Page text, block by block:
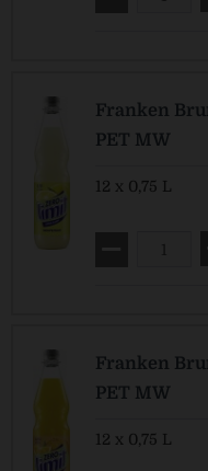
Franken
PET MW
12 x 0,75 L
Franken
PET MW
12 x 0,75 L